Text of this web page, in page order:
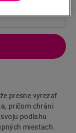
presne vyrezať
pričom chráni
podlahu
miestach.